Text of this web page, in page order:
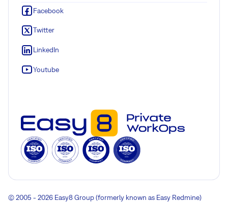
Facebook
Twitter
LinkedIn
Youtube
© 2005 - 2026 Easy8 Group (formerly known as Easy Redmine)